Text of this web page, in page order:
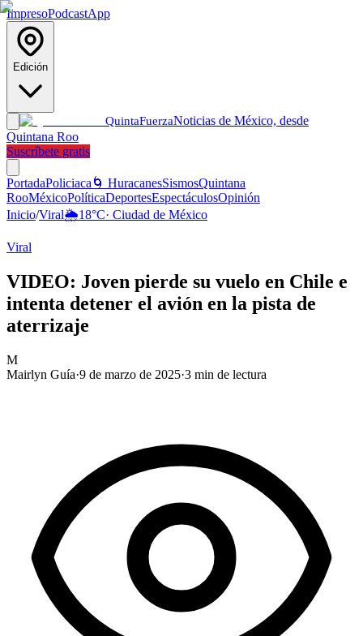
ImpresoPodcastApp
Edición
QuintaFuerzaNoticias de México, desde
Quintana Roo
Suscríbete gratis
PortadaPoliciaca 🌀 HuracanesSismosQuintana
RooMéxicoPolíticaDeportesEspectáculosOpinión
Inicio/Viral🌦️18°C· Ciudad de México
Viral
VIDEO: Joven pierde su vuelo en Chile e
intenta detener el avión en la pista de
aterrizaje
M
Mairlyn Guía·9 de marzo de 2025·3 min de lectura